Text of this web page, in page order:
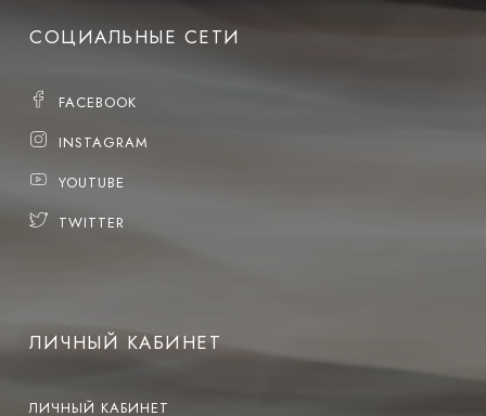
СОЦИАЛЬНЫЕ СЕТИ
FACEBOOK
INSTAGRAM
YOUTUBE
TWITTER
ЛИЧНЫЙ КАБИНЕТ
ЛИЧНЫЙ КАБИНЕТ